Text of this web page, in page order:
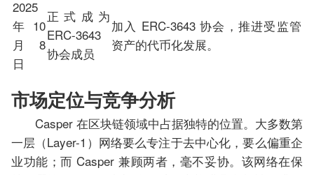
2025
年 10
月 8
日
正式成为
ERC-3643
协会成员
加入 ERC-3643 协会，推进受监管
资产的代币化发展。
市场定位与竞争分析
Casper 在区块链领域中占据独特的位置。大多数第
一层（Layer-1）网络要么专注于去中心化，要么偏重企
业功能；而 Casper 兼顾两者，毫不妥协。该网络在保